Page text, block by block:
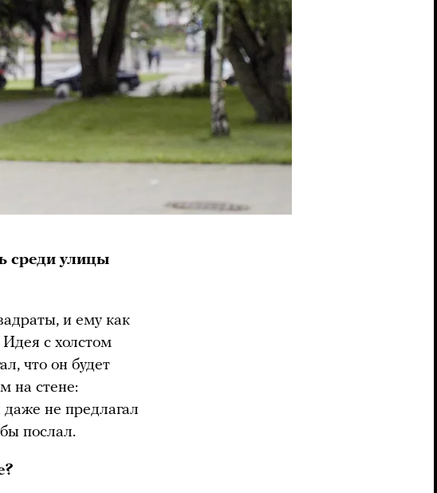
среди улицы
и ему как
с холстом
что он будет
на стене:
не предлагал
послал.